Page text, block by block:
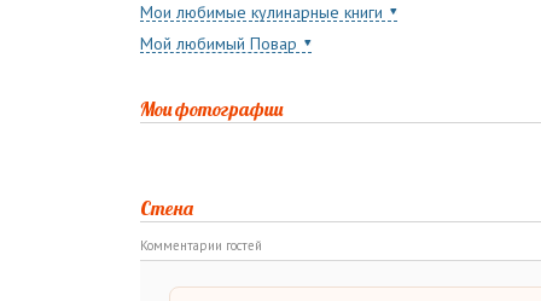
Мои любимые кулинарные книги
Мой любимый Повар
Мои фотографии
Стена
Комментарии гостей